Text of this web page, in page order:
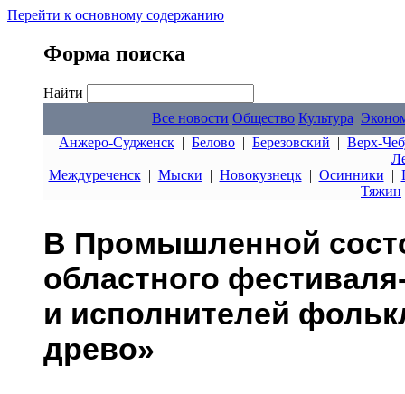
Перейти к основному содержанию
Форма поиска
Найти
Все новости Общество Культура
Анжеро-Судженск | Белово | Березовский | Верх-
Междуреченск| Мыски | Новокузнецк| Осинники |
Тяжин
В Промышленной
областного
и исполнителей
древо»